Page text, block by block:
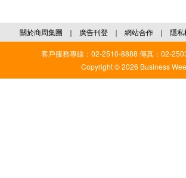
關於商周集團 ｜ 廣告刊登 ｜ 網站合作 ｜ 隱私
客戶服務專線：02-2510-8888 傳真：02-
Copyright © 2026 Business